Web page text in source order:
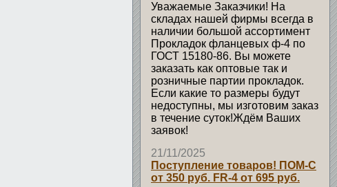
Уважаемые Заказчики! На
складах нашей фирмы всегда в
наличии большой ассортимент
Прокладок фланцевых ф-4 по
ГОСТ 15180-86. Вы можете
заказать как оптовые так и
розничные партии прокладок.
Если какие то размеры будут
недоступны, мы изготовим заказ
в течение суток!Ждём Ваших
заявок!
21/11/2025
Поступление товаров! ПОМ-С
от 350 руб. FR-4 от 695 руб.